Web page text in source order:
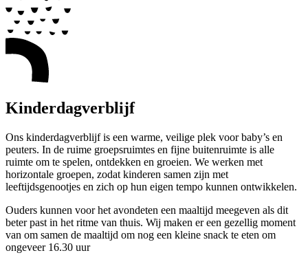
Kinderdagverblijf
Ons kinderdagverblijf is een warme, veilige plek voor baby’s en
peuters. In de ruime groepsruimtes en fijne buitenruimte is alle
ruimte om te spelen, ontdekken en groeien. We werken met
horizontale groepen, zodat kinderen samen zijn met
leeftijdsgenootjes en zich op hun eigen tempo kunnen ontwikkelen.
Ouders kunnen voor het avondeten een maaltijd meegeven als dit
beter past in het ritme van thuis. Wij maken er een gezellig moment
van om samen de maaltijd om nog een kleine snack te eten om
ongeveer 16.30 uur